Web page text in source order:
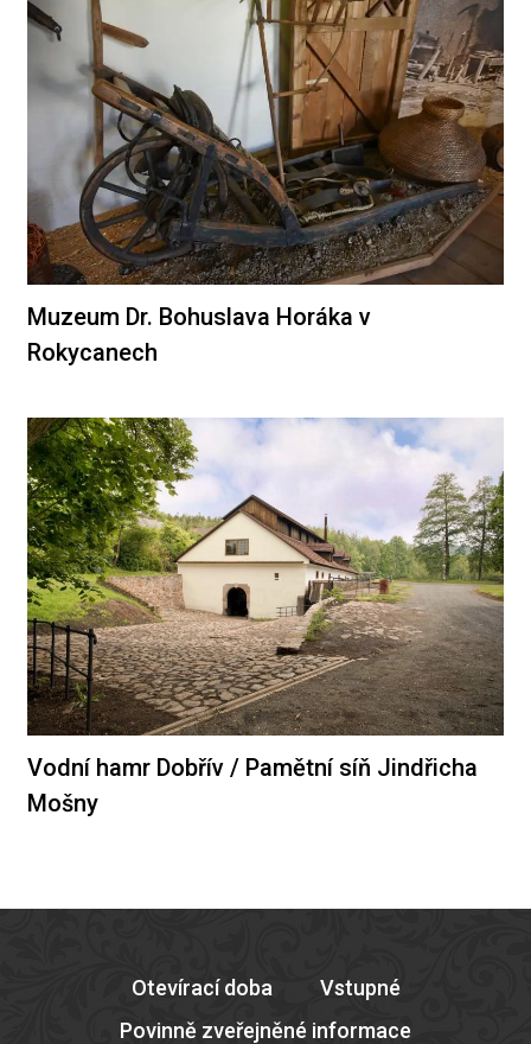
Muzeum Dr. Bohuslava Horáka v
Rokycanech
Vodní hamr Dobřív / Pamětní síň Jindřicha
Mošny
Otevírací doba
Vstupné
Povinně zveřejněné informace